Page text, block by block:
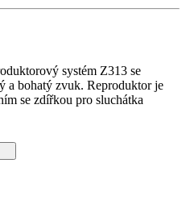
systém Z313 se
a bohatý zvuk. Reproduktor je
se zdířkou pro sluchátka